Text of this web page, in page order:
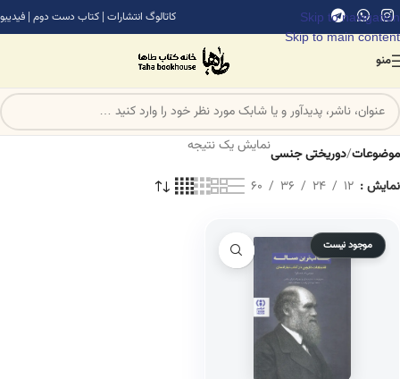
Skip to navigation
Skip to main content
کاتالوگ انتشارات | کتاب دست دوم | فیدیبو
منو
موضوعات/دوریختی جنسینمایش یک نتیجه
نمایش 12
24
36
60
موجود نیست